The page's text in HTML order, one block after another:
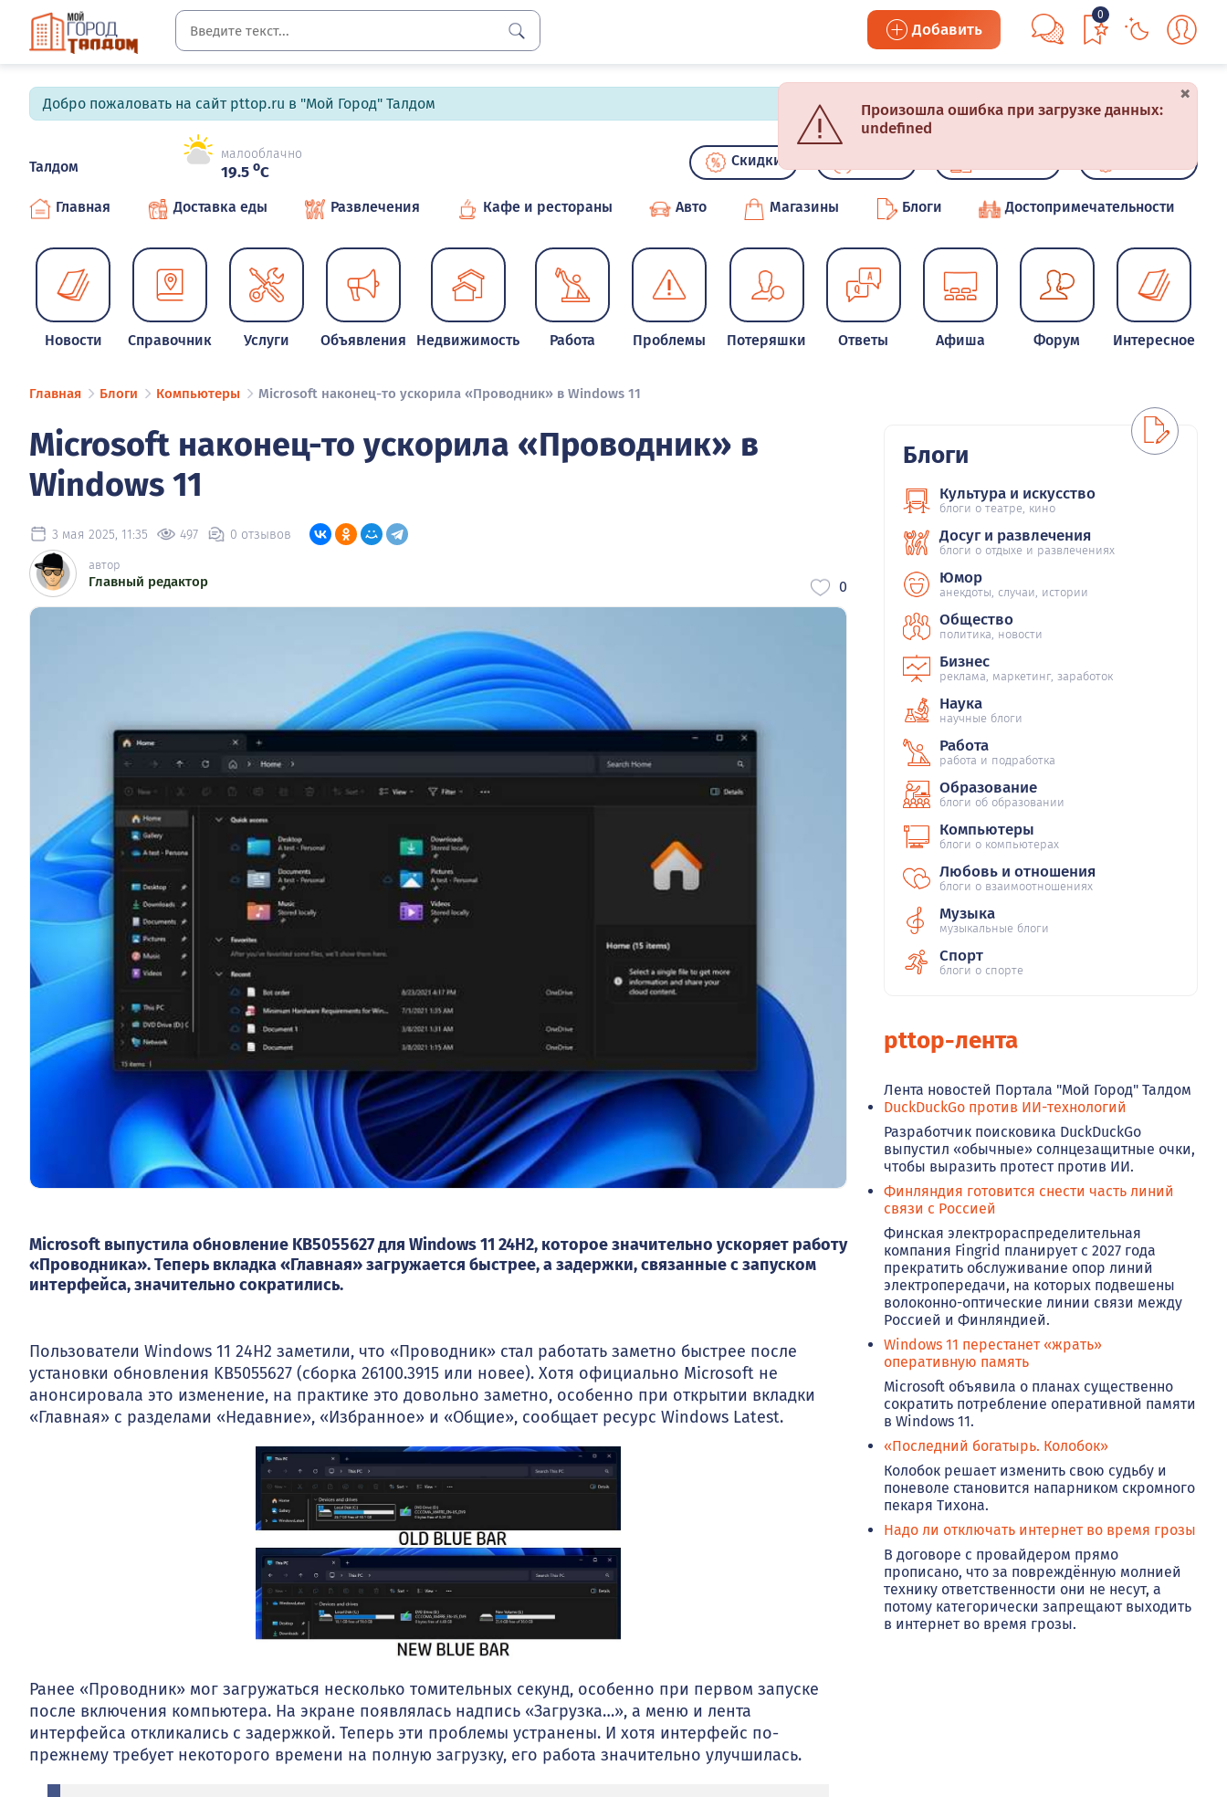
Добавить
0
×
Произошла ошибка при загрузке данных:
undefined
Добро пожаловать на сайт pttop.ru в "Мой Город" Талдом
Талдом
малооблачно
19.5 oC
Скидки
Главная Доставка еды Развлечения Кафе и рестораны Авто Магазины Блоги Достопримечательности
Новости Справочник Услуги Объявления Недвижимость Работа Проблемы Потеряшки Ответы Афиша Форум Интересное
Главная Блоги Компьютеры Microsoft наконец-то ускорила «Проводник» в Windows 11
Microsoft наконец-то ускорила «Проводник» в
Windows 11
3 мая 2025, 11:35 497 0 отзывов
автор
Главный редактор 0
Microsoft выпустила обновление KB5055627 для Windows 11 24H2, которое значительно ускоряет работу
«Проводника». Теперь вкладка «Главная» загружается быстрее, а задержки, связанные с запуском
интерфейса, значительно сократились.
Пользователи Windows 11 24H2 заметили, что «Проводник» стал работать заметно быстрее после
установки обновления KB5055627 (сборка 26100.3915 или новее). Хотя официально Microsoft не
анонсировала это изменение, на практике это довольно заметно, особенно при открытии вкладки
«Главная» с разделами «Недавние», «Избранное» и «Общие», сообщает ресурс Windows Latest.
Ранее «Проводник» мог загружаться несколько томительных секунд, особенно при первом запуске
после включения компьютера. На экране появлялась надпись «Загрузка…», а меню и лента
интерфейса откликались с задержкой. Теперь эти проблемы устранены. И хотя интерфейс по-
прежнему требует некоторого времени на полную загрузку, его работа значительно улучшилась.
Блоги
Культура и искусство
блоги о театре, кино
Досуг и развлечения
блоги о отдыхе и развлечениях
Юмор
анекдоты, случаи, истории
Общество
политика, новости
Бизнес
реклама, маркетинг, заработок
Наука
научные блоги
Работа
работа и подработка
Образование
блоги об образовании
Компьютеры
блоги о компьютерах
Любовь и отношения
блоги о взаимоотношениях
Музыка
музыкальные блоги
Спорт
блоги о спорте
pttop-лента
Лента новостей Портала "Мой Город" Талдом
DuckDuckGo против ИИ-технологий
Разработчик поисковика DuckDuckGo
выпустил «обычные» солнцезащитные очки,
чтобы выразить протест против ИИ.
Финляндия готовится снести часть линий
связи с Россией
Финская электрораспределительная
компания Fingrid планирует с 2027 года
прекратить обслуживание опор линий
электропередачи, на которых подвешены
волоконно-оптические линии связи между
Россией и Финляндией.
Windows 11 перестанет «жрать»
оперативную память
Microsoft объявила о планах существенно
сократить потребление оперативной памяти
в Windows 11.
«Последний богатырь. Колобок»
Колобок решает изменить свою судьбу и
поневоле становится напарником скромного
пекаря Тихона.
Надо ли отключать интернет во время грозы
В договоре с провайдером прямо
прописано, что за повреждённую молнией
технику ответственности они не несут, а
потому категорически запрещают выходить
в интернет во время грозы.